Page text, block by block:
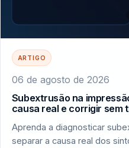
ARTIGO
06 de agosto de 2026
Subextrusão na
causa real e corrigir sem
Aprenda a diagnosticar
separar a causa real dos